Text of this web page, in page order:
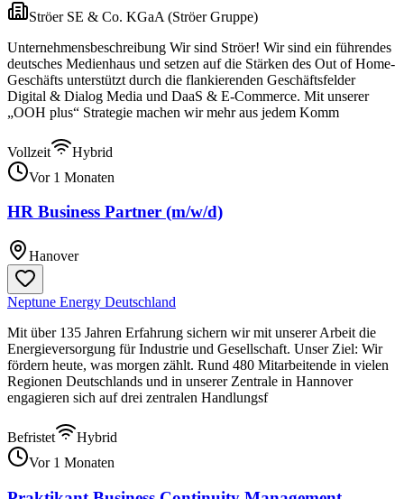
Ströer SE & Co. KGaA (Ströer Gruppe)
Unternehmensbeschreibung Wir sind Ströer! Wir sind ein führendes
deutsches Medienhaus und setzen auf die Stärken des Out of Home-
Geschäfts unterstützt durch die flankierenden Geschäftsfelder
Digital & Dialog Media und DaaS & E-Commerce. Mit unserer
„OOH plus“ Strategie machen wir mehr aus jedem Komm
Vollzeit
Hybrid
Vor 1 Monaten
HR Business Partner (m/w/d)
Hanover
Neptune Energy Deutschland
Mit über 135 Jahren Erfahrung sichern wir mit unserer Arbeit die
Energieversorgung für Industrie und Gesellschaft. Unser Ziel: Wir
fördern heute, was morgen zählt. Rund 480 Mitarbeitende in vielen
Regionen Deutschlands und in unserer Zentrale in Hannover
engagieren sich auf drei zentralen Handlungsf
Befristet
Hybrid
Vor 1 Monaten